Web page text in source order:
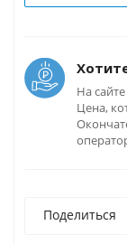
На
Цена,
Поделиться